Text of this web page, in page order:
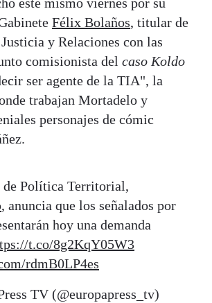
Félix Bolaños, titular de
y Relaciones con las
comisionista del caso Koldo
ser agente de la TIA", la
trabajan Mortadelo y
personajes de cómic
Política Territorial,
, anuncia que los señalados por
hoy una demanda
t.co/8g2KqY05W3
rdmB0LP4es
TV (@europapress_tv)